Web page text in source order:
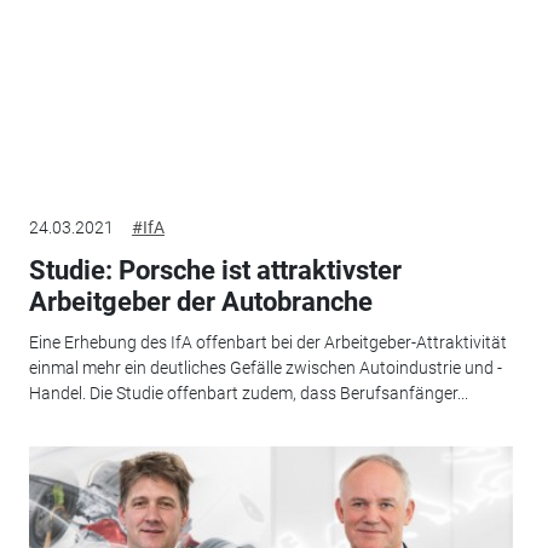
24.03.2021 #IfA
Studie: Porsche ist attraktivster
Arbeitgeber der Autobranche
Eine Erhebung des IfA offenbart bei der Arbeitgeber-Attraktivität
einmal mehr ein deutliches Gefälle zwischen Autoindustrie und -
Handel. Die Studie offenbart zudem, dass Berufsanfänger...